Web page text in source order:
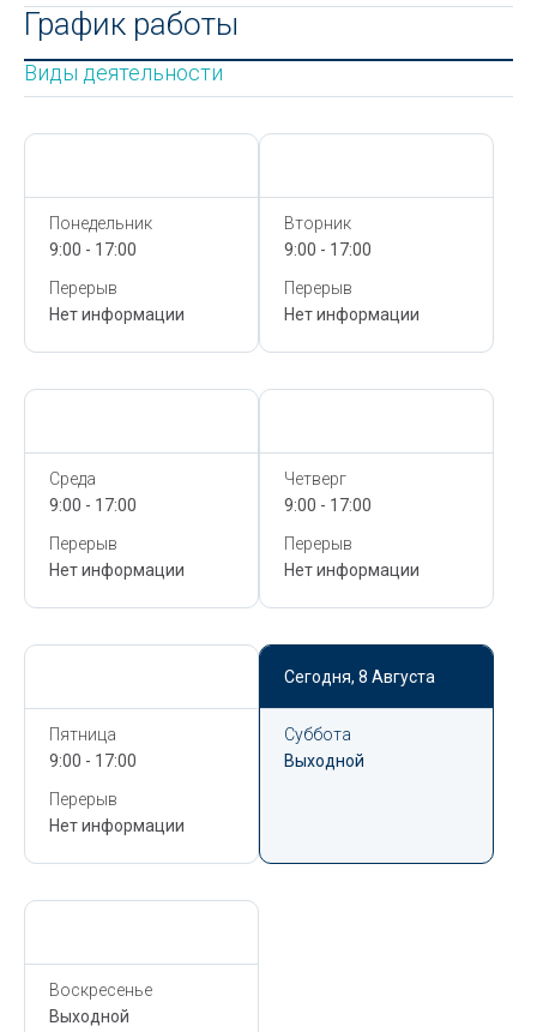
График работы
Виды деятельности
Понедельник
9:00 - 17:00
Перерыв
Нет информации
Вторник
9:00 - 17:00
Перерыв
Нет информации
Среда
9:00 - 17:00
Перерыв
Нет информации
Четверг
9:00 - 17:00
Перерыв
Нет информации
Пятница
9:00 - 17:00
Перерыв
Нет информации
Сегодня, 8 Августа
Суббота
Выходной
Воскресенье
Выходной